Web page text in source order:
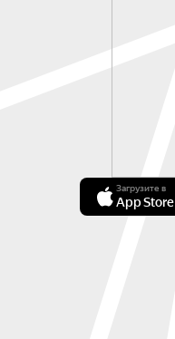
Загрузите в
App Store